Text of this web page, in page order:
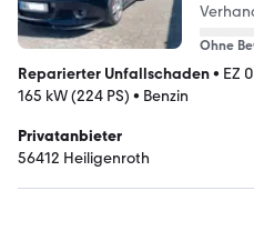
Ohne
Reparierter Unfallschaden• EZ
165 kW (224 PS) • Benzin
Privatanbieter
56412 Heiligenroth